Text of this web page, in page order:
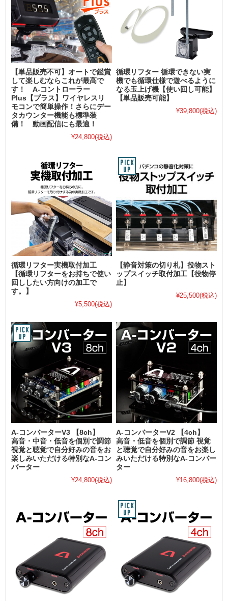
【単品販売不可】オートで鑑賞
して楽しむならこれが最高で
す！ A-コントローラー
Plus【プラス】ワイヤレスリ
モコンで簡単操作！さらにデー
タカウンター機能も標準装
備！ 動画配信にも最適！
¥24,800(税込)
循環リフター 循環できない実
機でも循環仕様で遊べるように
なる玉上げ機【使い回し可能】
【単品販売可能】
¥39,800(税込)
循環リフター実機取付加工
【循環リフターをお持ちで使い
回ししたい方向けの加工で
す。】
¥5,500(税込)
【静音対策の切り札】役物スト
ップスイッチ取付加工【役物停
止】
¥25,500(税込)
A-コンバーターV3 【8ch】
高音・中音・低音を個別で調節
視覚と聴覚で自分好みの音をお
楽しみいただける特別なA-コン
バーター
¥24,800(税込)
A-コンバーターV2 【4ch】
高音・低音を個別で調節 視覚
と聴覚で自分好みの音をお楽し
みいただける特別なA-コンバー
ター
¥16,800(税込)